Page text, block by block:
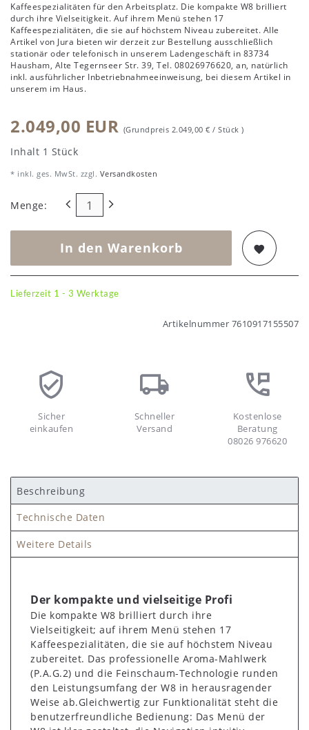
Kaffeespezialitäten für den Arbeitsplatz. Die kompakte W8 brilliert
durch ihre Vielseitigkeit. Auf ihrem Menü stehen 17
Kaffeespezialitäten, die sie auf höchstem Niveau zubereitet. Alle
Artikel von Jura bieten wir derzeit zur Bestellung ausschließlich
stationär oder telefonisch in unserem Ladengeschäft in 83734
Hausham, Alte Tegernseer Str. 39, Tel. 08026976620, an, natürlich
inkl. ausführlicher Inbetriebnahmeeinweisung, bei diesem Artikel in
unserem im Haus.
2.049,00 EUR (Grundpreis 2.049,00 € / Stück )
Inhalt 1 Stück
* inkl. ges. MwSt. zzgl. Versandkosten
Menge:
In den Warenkorb
Lieferzeit 1 - 3 Werktage
Artikelnummer 7610917155507
Sicher
einkaufen
Schneller
Versand
Kostenlose
Beratung
08026 976620
Beschreibung
Technische Daten
Weitere Details
Der kompakte und vielseitige Profi
Die kompakte W8 brilliert durch ihre
Vielseitigkeit; auf ihrem Menü stehen 17
Kaffeespezialitäten, die sie auf höchstem Niveau
zubereitet. Das professionelle Aroma-Mahlwerk
(P.A.G.2) und die Feinschaum-Technologie runden
den Leistungsumfang der W8 in herausragender
Weise ab.Gleichwertig zur Funktionalität steht die
benutzerfreundliche Bedienung: Das Menü der